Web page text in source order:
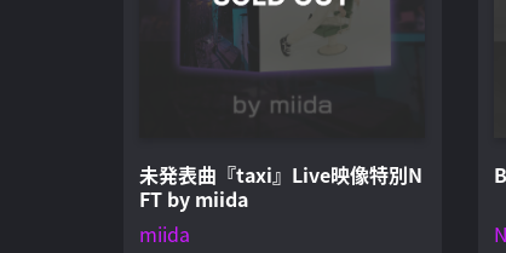
未発表曲『taxi』Live映像特別N
FT by miida
miida